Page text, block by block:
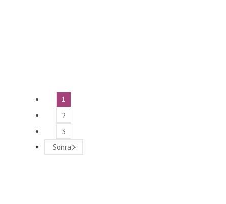
1
2
3
Sonra